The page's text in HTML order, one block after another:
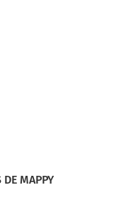
DE MAPPY